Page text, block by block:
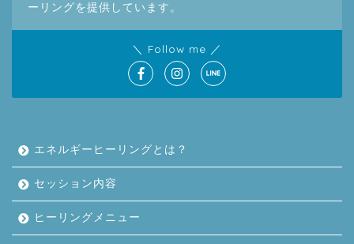
ーリングを提供しています。
＼ Follow me ／
エネルギーヒーリングとは？
セッション内容
ヒーリングメニュー